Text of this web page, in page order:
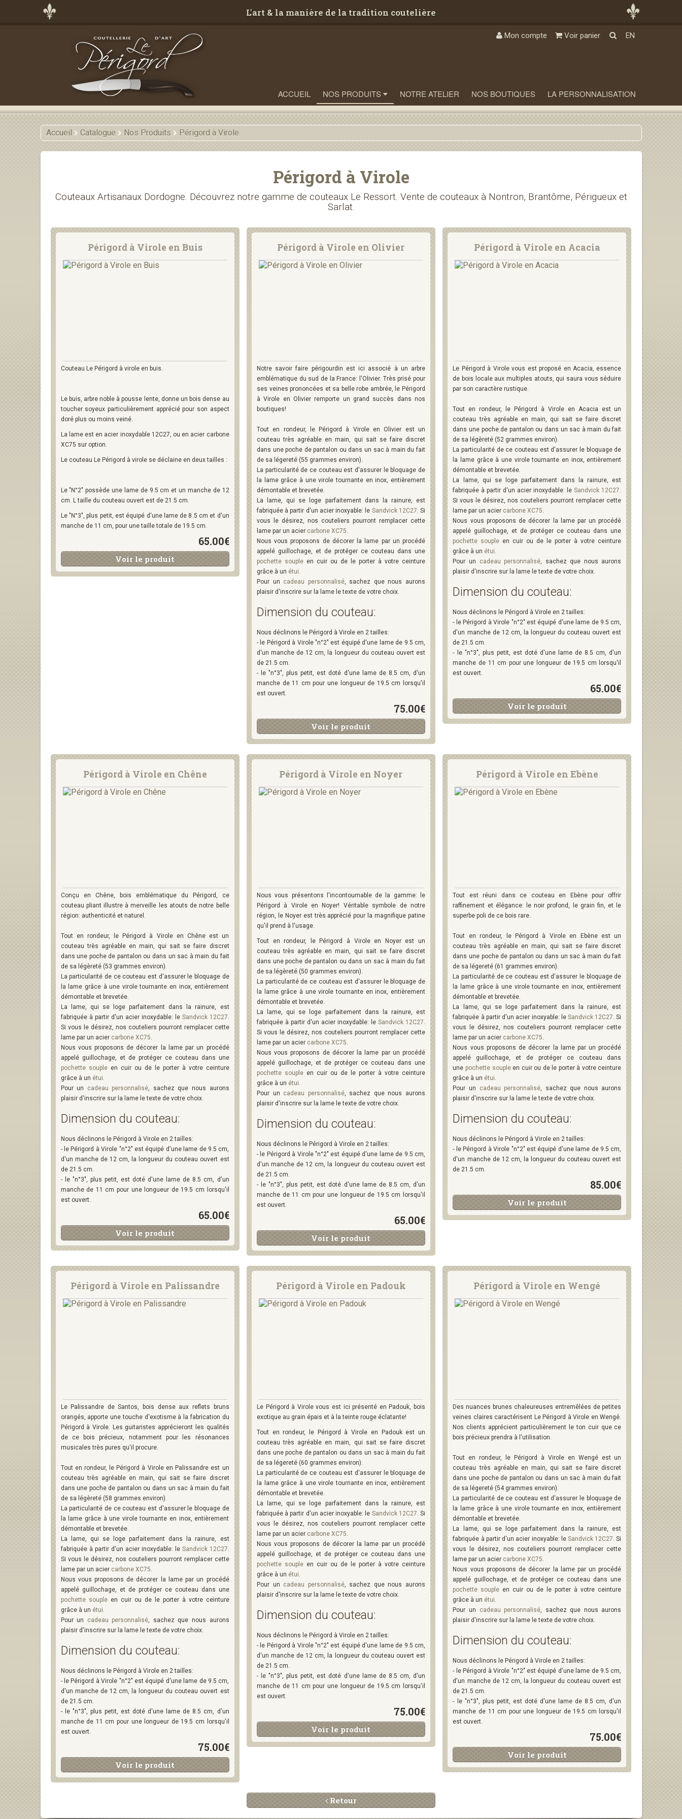
L'art & la manière de la tradition coutelière
EN
Mon compte Voir panier
ACCUEIL NOS PRODUITS NOTRE ATELIER NOS BOUTIQUES LA PERSONNALISATION
Accueil Catalogue Nos Produits Périgord à Virole
Périgord à Virole
Couteaux Artisanaux Dordogne. Découvrez notre gamme de couteaux Le Ressort. Vente de couteaux à Nontron, Brantôme, Périgueux et
Sarlat.
Périgord à Virole en Buis
Couteau Le Périgord à virole en buis.
Le buis, arbre noble à pousse lente, donne un bois dense au
toucher soyeux particulièrement apprécié pour son aspect
doré plus ou moins veiné.
La lame est en acier inoxydable 12C27, ou en acier carbone
XC75 sur option.
Le couteau Le Périgord à virole se déclaine en deux tailles :
Le "N°2" possède une lame de 9.5 cm et un manche de 12
cm. L taille du couteau ouvert est de 21.5 cm.
Le "N°3", plus petit, est équipé d'une lame de 8.5 cm et d'un
manche de 11 cm, pour une taille totale de 19.5 cm.
65.00€
Voir le produit
Périgord à Virole en Olivier
Notre savoir faire périgourdin est ici associé à un arbre
emblématique du sud de la France: l'Olivier. Très prisé pour
ses veines prononcées et sa belle robe ambrée, le Périgord
à Virole en Olivier remporte un grand succès dans nos
boutiques!
Tout en rondeur, le Périgord à Virole en Olivier est un
couteau très agréable en main, qui sait se faire discret
dans une poche de pantalon ou dans un sac à main du fait
de sa légereté (55 grammes environ).
La particularité de ce couteau est d'assurer le bloquage de
la lame grâce à une virole tournante en inox, entièrement
démontable et brevetée.
La lame, qui se loge parfaitement dans la rainure, est
fabriquée à partir d'un acier inoxyable: le Sandvick 12C27. Si
vous le désirez, nos couteliers pourront remplacer cette
lame par un acier carbone XC75.
Nous vous proposons de décorer la lame par un procédé
appelé guillochage, et de protéger ce couteau dans une
pochette soupleen cuir ou de le porter à votre ceinture
grâce à un étui.
Pour un cadeau personnalisé, sachez que nous aurons
plaisir d'inscrire sur la lame le texte de votre choix.
Dimension du couteau:
Nous déclinons le Périgord à Virole en 2 tailles:
- le Périgord à Virole "n°2" est équipé d'une lame de 9.5 cm,
d'un manche de 12 cm, la longueur du couteau ouvert est
de 21.5 cm.
- le "n°3", plus petit, est doté d'une lame de 8.5 cm, d'un
manche de 11 cm pour une longueur de 19.5 cm lorsqu'il
est ouvert.
75.00€
Voir le produit
Périgord à Virole en Acacia
Le Périgord à Virole vous est proposé en Acacia, essence
de bois locale aux multiples atouts, qui saura vous séduire
par son caractère rustique.
Tout en rondeur, le Périgord à Virole en Acacia est un
couteau très agréable en main, qui sait se faire discret
dans une poche de pantalon ou dans un sac à main du fait
de sa légèreté (52 grammes environ).
La particularité de ce couteau est d'assurer le bloquage de
la lame grâce à une virole tournante en inox, entièrement
démontable et brevetée.
La lame, qui se loge parfaitement dans la rainure, est
fabriquée à partir d'un acier inoxydable: leSandvick 12C27.
Si vous le désirez, nos couteliers pourront remplacer cette
lame par un acier carbone XC75.
Nous vous proposons de décorer la lame par un procédé
appelé guillochage, et de protéger ce couteau dans une
pochette souple en cuir ou de le porter à votre ceinture
grâce à un étui.
Pour un cadeau personnalisé, sachez que nous aurons
plaisir d'inscrire sur la lame le texte de votre choix.
Dimension du couteau:
Nous déclinons le Périgord à Virole en 2 tailles:
- le Périgord à Virole "n°2" est équipé d'une lame de 9.5 cm,
d'un manche de 12 cm, la longueur du couteau ouvert est
de 21.5 cm.
- le "n°3", plus petit, est doté d'une lame de 8.5 cm, d'un
manche de 11 cm pour une longueur de 19.5 cm lorsqu'il
est ouvert.
65.00€
Voir le produit
Périgord à Virole en Chêne
Conçu en Chêne, bois emblématique du Périgord, ce
couteau pliant illustre à merveille les atouts de notre belle
région: authenticité et naturel.
Tout en rondeur, le Périgord à Virole en Chêne est un
couteau très agréable en main, qui sait se faire discret
dans une poche de pantalon ou dans un sac à main du fait
de sa légèreté (53 grammes environ).
La particularité de ce couteau est d'assurer le bloquage de
la lame grâce à une virole tournante en inox, entièrement
démontable et brevetée.
La lame, qui se loge parfaitement dans la rainure, est
fabriquée à partir d'un acier inoxydable: le Sandvick 12C27.
Si vous le désirez, nos couteliers pourront remplacer cette
lame par un acier carbone XC75.
Nous vous proposons de décorer la lame par un procédé
appelé guillochage, et de protéger ce couteau dans une
pochette soupleen cuir ou de le porter à votre ceinture
grâce à un étui.
Pour un cadeau personnalisé, sachez que nous aurons
plaisir d'inscrire sur la lame le texte de votre choix.
Dimension du couteau:
Nous déclinons le Périgord à Virole en 2 tailles:
- le Périgord à Virole "n°2" est équipé d'une lame de 9.5 cm,
d'un manche de 12 cm, la longueur du couteau ouvert est
de 21.5 cm.
- le "n°3", plus petit, est doté d'une lame de 8.5 cm, d'un
manche de 11 cm pour une longueur de 19.5 cm lorsqu'il
est ouvert.
65.00€
Voir le produit
Périgord à Virole en Noyer
Nous vous présentons l'incontournable de la gamme: le
Périgord à Virole en Noyer! Véritable symbole de notre
région, le Noyer est très apprécié pour la magnifique patine
qu'il prend à l'usage.
Tout en rondeur, le Périgord à Virole en Noyer est un
couteau très agréable en main, qui sait se faire discret
dans une poche de pantalon ou dans un sac à main du fait
de sa légèreté (50 grammes environ).
La particularité de ce couteau est d'assurer le bloquage de
la lame grâce à une virole tournante en inox, entièrement
démontable et brevetée.
La lame, qui se loge parfaitement dans la rainure, est
fabriquée à partir d'un acier inoxydable: le Sandvick 12C27.
Si vous le désirez, nos couteliers pourront remplacer cette
lame par un acier carbone XC75.
Nous vous proposons de décorer la lame par un procédé
appelé guillochage, et de protéger ce couteau dans une
pochette soupleen cuir ou de le porter à votre ceinture
grâce à un étui.
Pour un cadeau personnalisé, sachez que nous aurons
plaisir d'inscrire sur la lame le texte de votre choix.
Dimension du couteau:
Nous déclinons le Périgord à Virole en 2 tailles:
- le Périgord à Virole "n°2" est équipé d'une lame de 9.5 cm,
d'un manche de 12 cm, la longueur du couteau ouvert est
de 21.5 cm.
- le "n°3", plus petit, est doté d'une lame de 8.5 cm, d'un
manche de 11 cm pour une longueur de 19.5 cm lorsqu'il
est ouvert.
65.00€
Voir le produit
Périgord à Virole en Ebène
Tout est réuni dans ce couteau en Ebène pour offrir
raffinement et élégance: le noir profond, le grain fin, et le
superbe poli de ce bois rare.
Tout en rondeur, le Périgord à Virole en Ebène est un
couteau très agréable en main, qui sait se faire discret
dans une poche de pantalon ou dans un sac à main du fait
de sa légereté (61 grammes environ).
La particularité de ce couteau est d'assurer le bloquage de
la lame grâce à une virole tournante en inox, entièrement
démontable et brevetée.
La lame, qui se loge parfaitement dans la rainure, est
fabriquée à partir d'un acier inoxyable: leSandvick 12C27. Si
vous le désirez, nos couteliers pourront remplacer cette
lame par un acier carbone XC75.
Nous vous proposons de décorer la lame par un procédé
appelé guillochage, et de protéger ce couteau dans
une pochette soupleen cuir ou de le porter à votre ceinture
grâce à un étui.
Pour un cadeau personnalisé, sachez que nous aurons
plaisir d'inscrire sur la lame le texte de votre choix.
Dimension du couteau:
Nous déclinons le Périgord à Virole en 2 tailles:
- le Périgord à Virole "n°2" est équipé d'une lame de 9.5 cm,
d'un manche de 12 cm, la longueur du couteau ouvert est
de 21.5 cm.
85.00€
Voir le produit
Périgord à Virole en Palissandre
Le Palissandre de Santos, bois dense aux reflets bruns
orangés, apporte une touche d'exotisme à la fabrication du
Périgord à Virole. Les guitaristes apprécieront les qualités
de ce bois précieux, notamment pour les résonances
musicales très pures qu'il procure.
Tout en rondeur, le Périgord à Virole en Palissandre est un
couteau très agréable en main, qui sait se faire discret
dans une poche de pantalon ou dans un sac à main du fait
de sa légèreté (58 grammes environ).
La particularité de ce couteau est d'assurer le bloquage de
la lame grâce à une virole tournante en inox, entièrement
démontable et brevetée.
La lame, qui se loge parfaitement dans la rainure, est
fabriquée à partir d'un acier inoxydable: le Sandvick 12C27.
Si vous le désirez, nos couteliers pourront remplacer cette
lame par un acier carbone XC75.
Nous vous proposons de décorer la lame par un procédé
appelé guillochage, et de protéger ce couteau dans une
pochette soupleen cuir ou de le porter à votre ceinture
grâce à un étui.
Pour un cadeau personnalisé, sachez que nous aurons
plaisir d'inscrire sur la lame le texte de votre choix.
Dimension du couteau:
Nous déclinons le Périgord à Virole en 2 tailles:
- le Périgord à Virole "n°2" est équipé d'une lame de 9.5 cm,
d'un manche de 12 cm, la longueur du couteau ouvert est
de 21.5 cm.
- le "n°3", plus petit, est doté d'une lame de 8.5 cm, d'un
manche de 11 cm pour une longueur de 19.5 cm lorsqu'il
est ouvert.
75.00€
Voir le produit
Périgord à Virole en Padouk
Le Périgord à Virole vous est ici présenté en Padouk, bois
exotique au grain épais et à la teinte rouge éclatante!
Tout en rondeur, le Périgord à Virole en Padouk est un
couteau très agréable en main, qui sait se faire discret
dans une poche de pantalon ou dans un sac à main du fait
de sa légereté (60 grammes environ).
La particularité de ce couteau est d'assurer le bloquage de
la lame grâce à une virole tournante en inox, entièrement
démontable et brevetée.
La lame, qui se loge parfaitement dans la rainure, est
fabriquée à partir d'un acier inoxyable: le Sandvick 12C27. Si
vous le désirez, nos couteliers pourront remplacer cette
lame par un acier carbone XC75.
Nous vous proposons de décorer la lame par un procédé
appelé guillochage, et de protéger ce couteau dans une
pochette soupleen cuir ou de le porter à votre ceinture
grâce à un étui.
Pour un cadeau personnalisé, sachez que nous aurons
plaisir d'inscrire sur la lame le texte de votre choix.
Dimension du couteau:
Nous déclinons le Périgord à Virole en 2 tailles:
- le Périgord à Virole "n°2" est équipé d'une lame de 9.5 cm,
d'un manche de 12 cm, la longueur du couteau ouvert est
de 21.5 cm.
- le "n°3", plus petit, est doté d'une lame de 8.5 cm, d'un
manche de 11 cm pour une longueur de 19.5 cm lorsqu'il
est ouvert.
75.00€
Voir le produit
Périgord à Virole en Wengé
Des nuances brunes chaleureuses entremêlées de petites
veines claires caractérisent Le Périgord à Virole en Wengé.
Nos clients apprécient particulièrement le ton cuir que ce
bois précieux prendra à l'utilisation.
Tout en rondeur, le Périgord à Virole en Wengé est un
couteau très agréable en main, qui sait se faire discret
dans une poche de pantalon ou dans un sac à main du fait
de sa légereté (54 grammes environ).
La particularité de ce couteau est d'assurer le bloquage de
la lame grâce à une virole tournante en inox, entièrement
démontable et brevetée.
La lame, qui se loge parfaitement dans la rainure, est
fabriquée à partir d'un acier inoxyable: leSandvick 12C27. Si
vous le désirez, nos couteliers pourront remplacer cette
lame par un acier carbone XC75.
Nous vous proposons de décorer la lame par un procédé
appelé guillochage, et de protéger ce couteau dans une
pochette souple en cuir ou de le porter à votre ceinture
grâce à un étui.
Pour un cadeau personnalisé, sachez que nous aurons
plaisir d'inscrire sur la lame le texte de votre choix.
Dimension du couteau:
Nous déclinons le Périgord à Virole en 2 tailles:
- le Périgord à Virole "n°2" est équipé d'une lame de 9.5 cm,
d'un manche de 12 cm, la longueur du couteau ouvert est
de 21.5 cm.
- le "n°3", plus petit, est doté d'une lame de 8.5 cm, d'un
manche de 11 cm pour une longueur de 19.5 cm lorsqu'il
est ouvert.
75.00€
Voir le produit
Retour